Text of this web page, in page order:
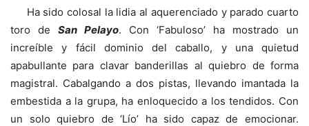
Ha sido colosal la lidia al aquerenciado y parado cuarto
toro de San Pelayo. Con ‘Fabuloso’ ha mostrado un
increíble y fácil dominio del caballo, y una quietud
apabullante para clavar banderillas al quiebro de forma
magistral. Cabalgando a dos pistas, llevando imantada la
embestida a la grupa, ha enloquecido a los tendidos. Con
un solo quiebro de ‘Lío’ ha sido capaz de emocionar.